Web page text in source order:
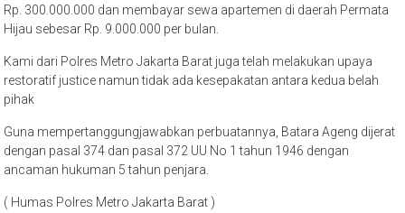
Rp. 300.000.000 dan membayar sewa apartemen di daerah Permata
Hijau sebesar Rp. 9.000.000 per bulan.
Kami dari Polres Metro Jakarta Barat juga telah melakukan upaya
restoratif justice namun tidak ada kesepakatan antara kedua belah
pihak
Guna mempertanggungjawabkan perbuatannya, Batara Ageng dijerat
dengan pasal 374 dan pasal 372 UU No 1 tahun 1946 dengan
ancaman hukuman 5 tahun penjara.
( Humas Polres Metro Jakarta Barat )